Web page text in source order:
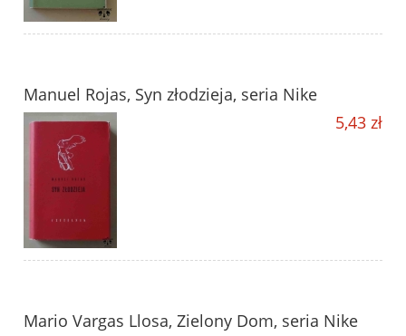
Manuel Rojas, Syn złodzieja, seria Nike
5,43 zł
Mario Vargas Llosa, Zielony Dom, seria Nike